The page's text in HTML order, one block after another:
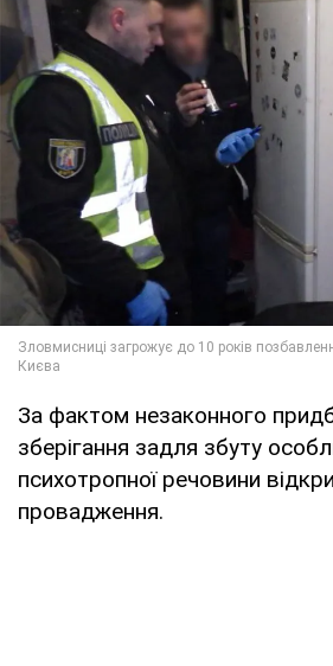
За фактом незаконного
зберігання задля збуту
психотропної речовини
провадження.